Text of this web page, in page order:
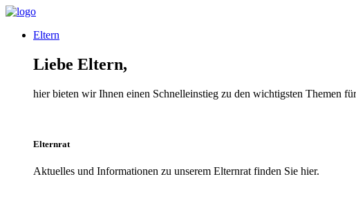
Eltern
Liebe Eltern,
hier bieten wir Ihnen einen Schnelleinstieg zu den wichtigsten Themen
Elternrat
Aktuelles und Informationen zu unserem Elternrat finden Sie hier.